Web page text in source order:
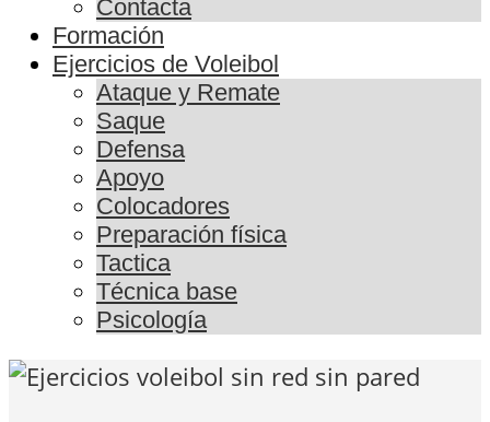
Contacta
Formación
Ejercicios de Voleibol
Ataque y Remate
Saque
Defensa
Apoyo
Colocadores
Preparación física
Tactica
Técnica base
Psicología